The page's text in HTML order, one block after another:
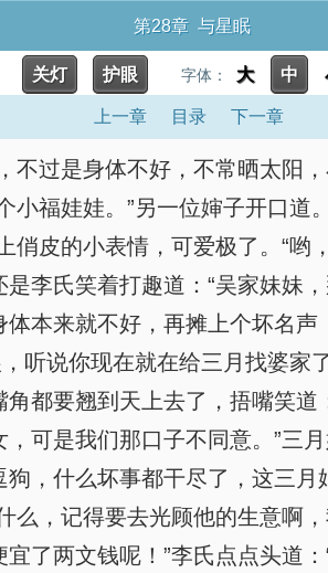
第28章 与星眠
关灯 护眼 字体： 大 中
上一章 目录 下一章
不过是身体不好，不常晒太阳
福娃娃。”另一位婶子开口
俏皮的小表情，可爱极了。“
李氏笑着打趣道：“吴家妹妹
本来就不好，再摊上个坏名
听说你现在就在给三月找婆
都要翘到天上去了，捂嘴笑
可是我们那口子不同意。”三
，什么坏事都干尽了，这三
，记得要去光顾他的生意啊
了两文钱呢！”李氏点点头道